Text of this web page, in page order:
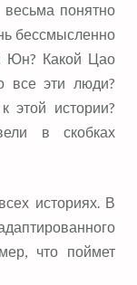
весьма понятно
бессмысленно
Юн? Какой Цао
все эти люди?
этой истории?
в скобках
историях. В
что поймет